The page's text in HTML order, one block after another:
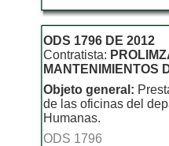
ODS 1796 DE 2012
Contratista:
MANTENIMIENTOS
Objeto general:
de las oficinas del
Humanas.
ODS 1796